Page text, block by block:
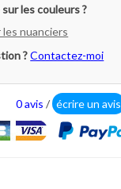
les couleurs ?
nuanciers
?Contactez-moi
0 avis / écrire un avis